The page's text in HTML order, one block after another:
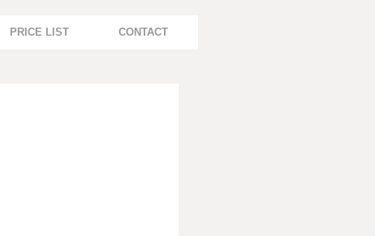
PRICE LIST CONTACT